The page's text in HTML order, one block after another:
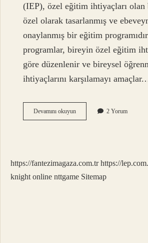
(IEP), özel eğitim ihtiyaçları
özel olarak tasarlanmış ve
onaylanmış bir eğitim
programlar, bireyin özel eğitim
göre düzenlenir ve bireysel
ihtiyaçlarını karşılamayı
Devamını okuyunBep
In
2 Yorum
https://fantezimagaza.com.tr https://
knight online nttgame Sitemap